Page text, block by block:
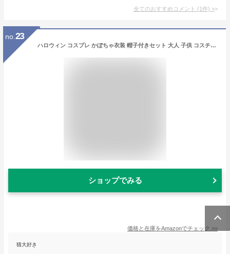
全てのおすすめコメント (1件) >
no. 23
ハロウィン コスプレ かぼちゃ衣装 帽子付きセット 大人 子供 コスチューム ハロウィン衣装 仮装パーティー イベント ダンス 演出 撮影に最適 親子お揃い パンプキン服 なりきり 着ぐるみ 可愛い かぼちゃ服 変身グッズ プレゼント 大人
ショップでみる
価格と在庫をAmazonでチェック >>
猫大好き